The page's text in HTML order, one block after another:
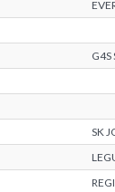
G4S
SK